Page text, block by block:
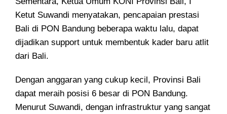
Ketut Suwandi menyatakan, pencapaian prestasi
Bali di PON Bandung beberapa waktu lalu, dapat
dijadikan support untuk membentuk kader baru atlit
dari Bali.
Dengan anggaran yang cukup kecil, Provinsi Bali
dapat meraih posisi 6 besar di PON Bandung.
Menurut Suwandi, dengan infrastruktur yang sangat